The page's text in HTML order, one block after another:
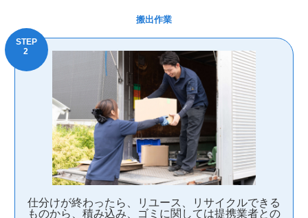
搬出作業
仕分けが終わったら、リユース、リサイクルできる
ものから、積み込み、ゴミに関しては提携業者との